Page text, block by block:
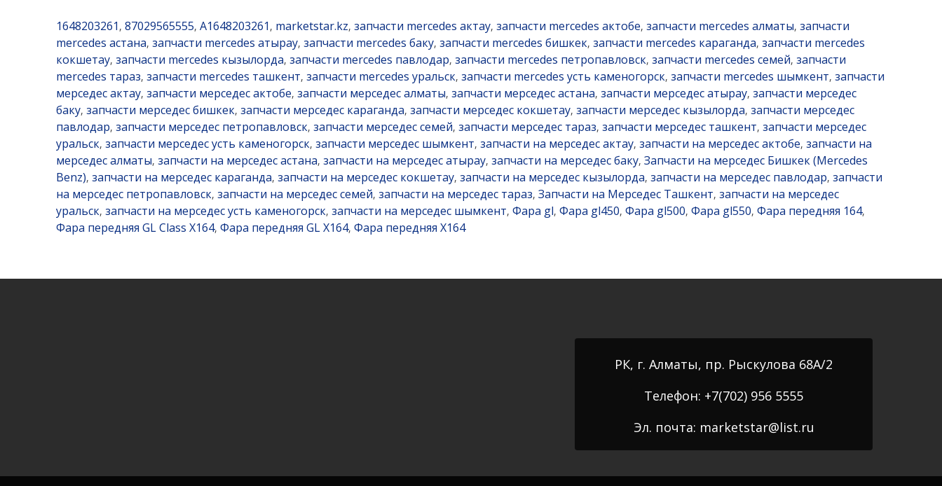
1648203261 , 87029565555, A1648203261 , marketstar.kz, запчасти mercedes актау, запчасти mercedes актобе, запчасти mercedes алматы, запчасти
mercedes астана, запчасти mercedes атырау, запчасти mercedes баку, запчасти mercedes бишкек, запчасти mercedes караганда, запчасти mercedes
кокшетау, запчасти mercedes кызылорда, запчасти mercedes павлодар, запчасти mercedes петропавловск, запчасти mercedes семей, запчасти
mercedes тараз, запчасти mercedes ташкент, запчасти mercedes уральск, запчасти mercedes усть каменогорск, запчасти mercedes шымкент, запчасти
мерседес актау, запчасти мерседес актобе, запчасти мерседес алматы, запчасти мерседес астана, запчасти мерседес атырау, запчасти мерседес
баку, запчасти мерседес бишкек, запчасти мерседес караганда, запчасти мерседес кокшетау, запчасти мерседес кызылорда, запчасти мерседес
павлодар, запчасти мерседес петропавловск, запчасти мерседес семей, запчасти мерседес тараз, запчасти мерседес ташкент, запчасти мерседес
уральск, запчасти мерседес усть каменогорск, запчасти мерседес шымкент, запчасти на мерседес актау, запчасти на мерседес актобе, запчасти на
мерседес алматы, запчасти на мерседес астана, запчасти на мерседес атырау, запчасти на мерседес баку, Запчасти на мерседес Бишкек (Mercedes
Benz), запчасти на мерседес караганда, запчасти на мерседес кокшетау, запчасти на мерседес кызылорда, запчасти на мерседес павлодар, запчасти
на мерседес петропавловск, запчасти на мерседес семей, запчасти на мерседес тараз, Запчасти на Мерседес Ташкент, запчасти на мерседес
уральск, запчасти на мерседес усть каменогорск, запчасти на мерседес шымкент, Фара gl, Фара gl450, Фара gl500, Фара gl550, Фара передняя 164,
Фара передняя GL Class X164, Фара передняя GL X164, Фара передняя X164
РК, г. Алматы, пр. Рыскулова 68А/2
Телефон: +7(702) 956 5555
Эл. почта: marketstar@list.ru